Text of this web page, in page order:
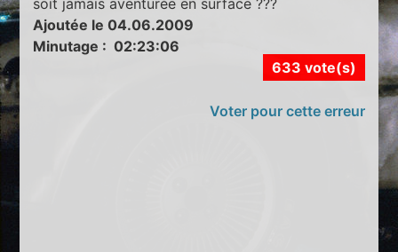
Ajoutée le 04.06.2009
Minutage : 02:23:06
633 vote(s)
Voter pour cette erreur